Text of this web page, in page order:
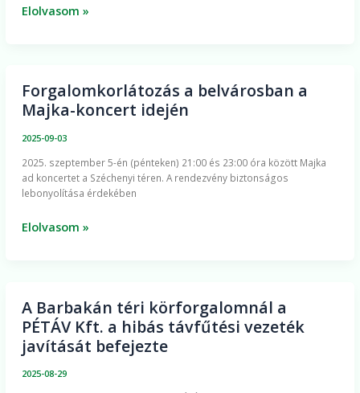
–
még
számítani
Elolvasom »
Forgalomkorlátozás a belvárosban a
Majka-koncert idején
2025-09-03
2025. szeptember 5-én (pénteken) 21:00 és 23:00 óra között Majka
ad koncertet a Széchenyi téren. A rendezvény biztonságos
lebonyolítása érdekében
Forgalomkorlátozás
a
Majka-
koncert
Elolvasom »
A Barbakán téri körforgalomnál a
PÉTÁV Kft. a hibás távfűtési vezeték
javítását befejezte
2025-08-29
A
Barbakán
téri